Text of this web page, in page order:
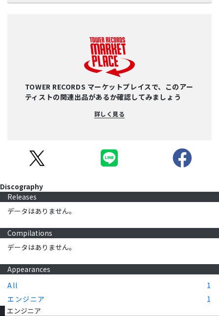
TOWER RECORDS マーケットプレイスで、このアー
ティストの関連出品があるか確認してみましょう
詳しく見る
Discography
Releases
データはありません。
Compilations
データはありません。
Appearances
All
1
エンジニア
1
エンジニア